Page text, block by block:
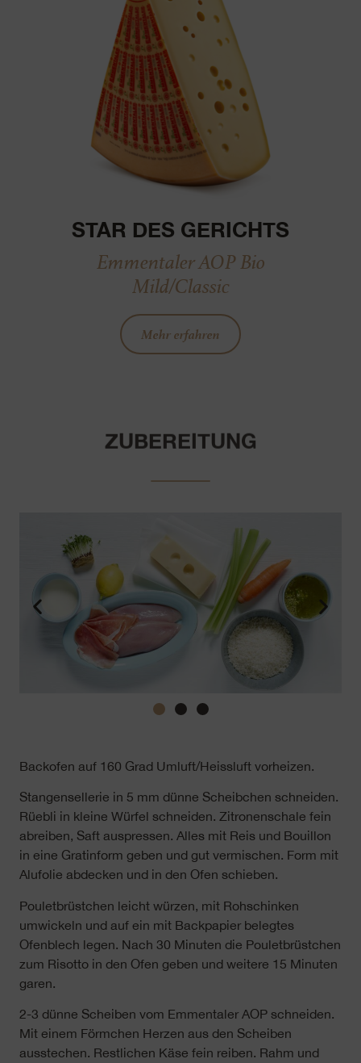
STAR DES GERICHTS
Emmentaler AOP Bio
Mild/Classic
Mehr erfahren
ZUBEREITUNG
Backofen auf 160 Grad Umluft/Heissluft vorheizen.
Stangensellerie in 5 mm dünne Scheibchen schneiden.
Rüebli in kleine Würfel schneiden. Zitronenschale fein
abreiben, Saft auspressen. Alles mit Reis und Bouillon
in eine Gratinform geben und gut vermischen. Form mit
Alufolie abdecken und in den Ofen schieben.
Pouletbrüstchen leicht würzen, mit Rohschinken
umwickeln und auf ein mit Backpapier belegtes
Ofenblech legen. Nach 30 Minuten die Pouletbrüstchen
zum Risotto in den Ofen geben und weitere 15 Minuten
garen.
2-3 dünne Scheiben vom Emmentaler AOP schneiden.
Mit einem Förmchen Herzen aus den Scheiben
ausstechen. Restlichen Käse fein reiben. Rahm und